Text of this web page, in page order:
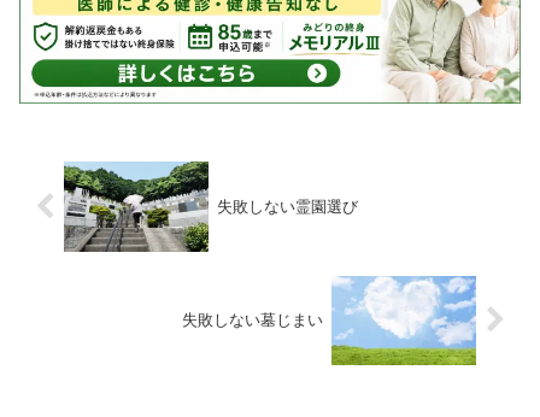
失敗しない霊園選び
失敗しない墓じまい